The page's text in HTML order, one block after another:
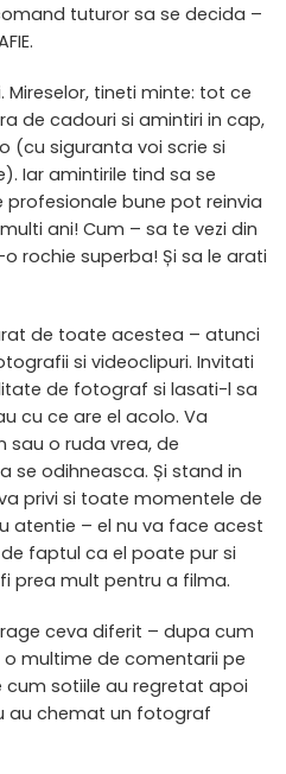
tuturor sa se decida –
Mireselor, tineti minte: tot ce
de cadouri si amintiri in cap,
(cu siguranta voi scrie si
Iar amintirile tind sa se
bune pot reinvia
ani! Cum – sa te vezi din
rochie superba! Și sa le arati
de toate acestea – atunci
si videoclipuri. Invitati
de fotograf si lasati-l sa
cu ce are el acolo. Va
sau o ruda vrea, de
se odihneasca. Și stand in
privi si toate momentele de
atentie – el nu va face acest
faptul ca el poate pur si
prea mult pentru a filma.
ceva diferit – dupa cum
multime de comentarii pe
sotiile au regretat apoi
au chemat un fotograf